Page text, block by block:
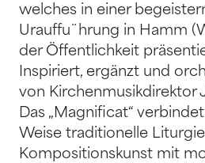
welches in einer
Urauffu¨hrung in Hamm
der Öffentlichkeit
Inspiriert, ergänzt und
von Kirchenmusikdirektor
Das „Magnificat“
Weise traditionelle
Kompositionskunst mit